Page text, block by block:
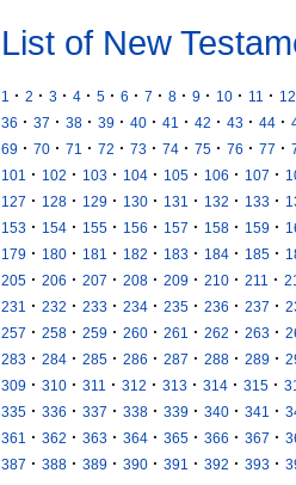
List of New
1 · 2 · 3 · 4 · 5 · 6 · 7 · 8 · 9 · 10 · 11 · 12
36 · 37 · 38 · 39 · 40 · 41 · 42 · 43 · 44 ·
69 · 70 · 71 · 72 · 73 · 74 · 75 · 76 · 77 ·
101
· 102 · 103 · 104 · 105 · 106 · 107 ·
127 · 128 · 129 · 130 · 131 · 132 · 133 ·
153 · 154 · 155 · 156 · 157 · 158 · 159 ·
179 · 180 · 181 · 182 · 183 · 184 · 185 ·
205 · 206 · 207 · 208 · 209 · 210 · 211 ·
231
· 232 · 233 · 234 · 235 · 236 · 237 ·
257 · 258 · 259 · 260 · 261 · 262 · 263 ·
283 · 284 · 285 · 286 · 287 · 288 · 289 ·
309 · 310 · 311 · 312 · 313 · 314 · 315 ·
335 · 336 · 337 · 338 · 339 · 340 · 341 ·
361
· 362 · 363 · 364 · 365 · 366 · 367 ·
387 · 388 · 389 · 390 · 391 · 392 · 393 ·